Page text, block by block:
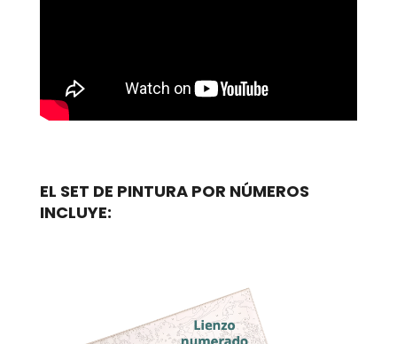
EL SET DE PINTURA POR NÚMEROS
INCLUYE: